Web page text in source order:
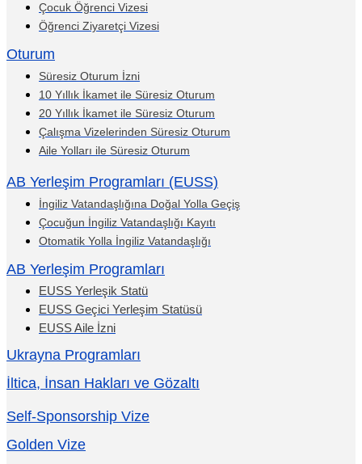
Çocuk Öğrenci Vizesi
Öğrenci Ziyaretçi Vizesi
Oturum
Süresiz Oturum İzni
10 Yıllık İkamet ile Süresiz Oturum
20 Yıllık İkamet ile Süresiz Oturum
Çalışma Vizelerinden Süresiz Oturum
Aile Yolları ile Süresiz Oturum
AB Yerleşim Programları (EUSS)
İngiliz Vatandaşlığına Doğal Yolla Geçiş
Çocuğun İngiliz Vatandaşlığı Kayıtı
Otomatik Yolla İngiliz Vatandaşlığı
AB Yerleşim Programları
EUSS Yerleşik Statü
EUSS Geçici Yerleşim Statüsü
EUSS Aile İzni
Ukrayna Programları
İltica, İnsan Hakları ve Gözaltı
Self-Sponsorship Vize
Golden Vize